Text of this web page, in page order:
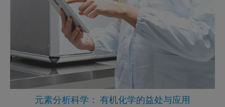
元素分析科学： 有机化学的益处与应用